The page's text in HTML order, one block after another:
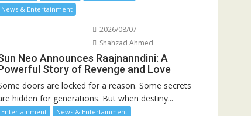
News & Entertainment
2026/08/07
Shahzad Ahmed
Neo Announces Raajnanndini: A
Story of Revenge and Love
doors are locked for a reason. Some secrets
hidden for generations. But when destiny...
Entertainment News & Entertainment